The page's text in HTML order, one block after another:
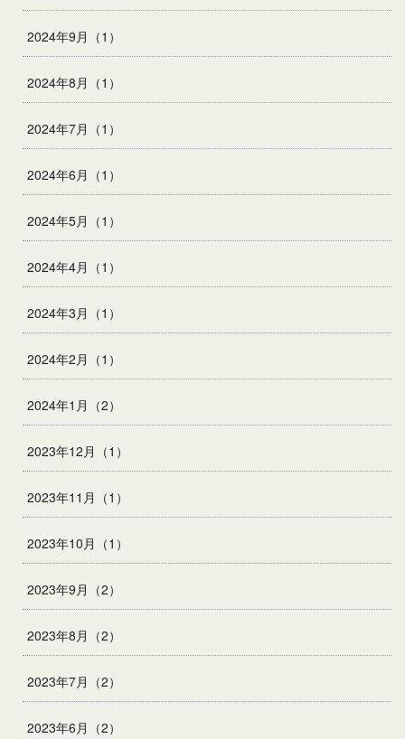
2024年9月（1）
2024年8月（1）
2024年7月（1）
2024年6月（1）
2024年5月（1）
2024年4月（1）
2024年3月（1）
2024年2月（1）
2024年1月（2）
2023年12月（1）
2023年11月（1）
2023年10月（1）
2023年9月（2）
2023年8月（2）
2023年7月（2）
2023年6月（2）